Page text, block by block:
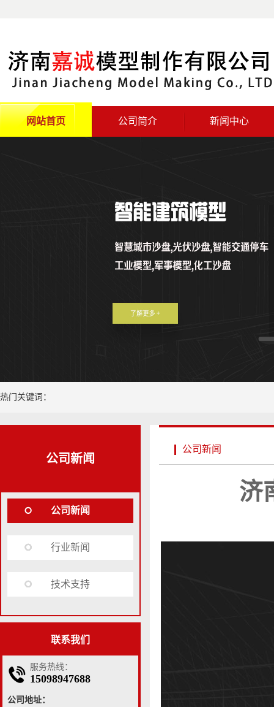
网站首页 公司简介 新闻中心
热门关键词：
公司新闻
公司新闻
行业新闻
技术支持
联系我们
服务热线：
15098947688
公司地址：
公司新闻
济